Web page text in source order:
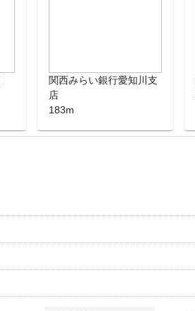
関西みらい銀行愛知川支
店
183m